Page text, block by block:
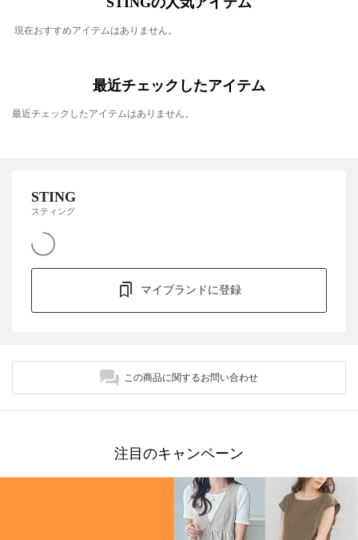
現在おすすめアイテムはありません。
最近チェックしたアイテム
最近チェックしたアイテムはありません。
STING
スティング
マイブランドに登録
この商品に関するお問い合わせ
注目のキャンペーン